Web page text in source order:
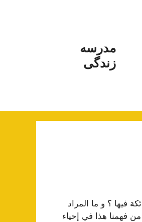
مدرسه
زندگی
فيها ؟ و ما المراد
فهمنا هذا في إحياء